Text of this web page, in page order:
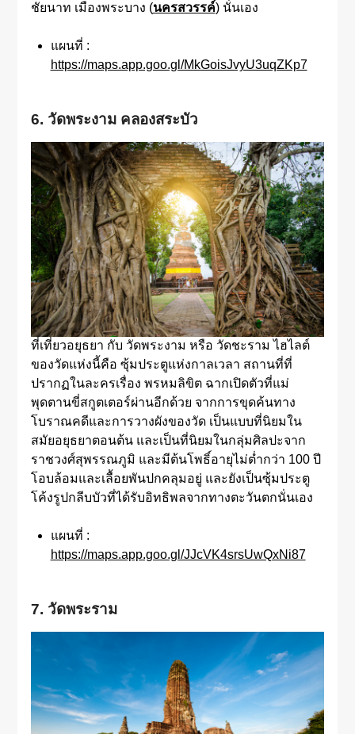
ชัยนาท เมืองพระบาง (นครสวรรค์) นั่นเอง
แผนที่ :
https://maps.app.goo.gl/MkGoisJvyU3uqZKp7
6. วัดพระงาม คลองสระบัว
ที่เที่ยวอยุธยา กับ วัดพระงาม หรือ วัดชะราม ไฮไลต์
ของวัดแห่งนี้คือ ซุ้มประตูแห่งกาลเวลา สถานที่ที่
ปรากฏในละครเรื่อง พรหมลิขิต ฉากเปิดตัวที่แม่
พุดตานขี่สกูตเตอร์ผ่านอีกด้วย จากการขุดค้นทาง
โบราณคดีและการวางผังของวัด เป็นแบบที่นิยมใน
สมัยอยุธยาตอนต้น และเป็นที่นิยมในกลุ่มศิลปะจาก
ราชวงศ์สุพรรณภูมิ และมีต้นโพธิ์อายุไม่ต่ำกว่า 100 ปี
โอบล้อมและเลื้อยพันปกคลุมอยู่ และยังเป็นซุ้มประตู
โค้งรูปกลีบบัวที่ได้รับอิทธิพลจากทางตะวันตกนั่นเอง
แผนที่ :
https://maps.app.goo.gl/JJcVK4srsUwQxNi87
7. วัดพระราม